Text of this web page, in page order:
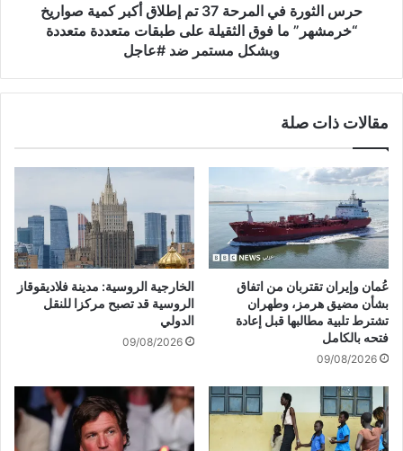
صواريخ
“خرمشهر”
الثقيلة
طبقات
وبشكل
مستمر
ضد
#عاجل
حرس الثورة في المرحة 37 تم إطلاق أكبر كمية صواريخ
“خرمشهر” ما فوق الثقيلة على طبقات متعددة متعددة
وبشكل مستمر ضد #عاجل
مقالات ذات صلة
عُمان وإيران تقتربان من اتفاق
بشأن مضيق هرمز، وطهران
تشترط تلبية مطالبها قبل إعادة
فتحه بالكامل
09/08/2026
الخارجية الروسية: مدينة فلاديقوقاز
الروسية قد تصبح مركزا للنقل
الدولي
09/08/2026